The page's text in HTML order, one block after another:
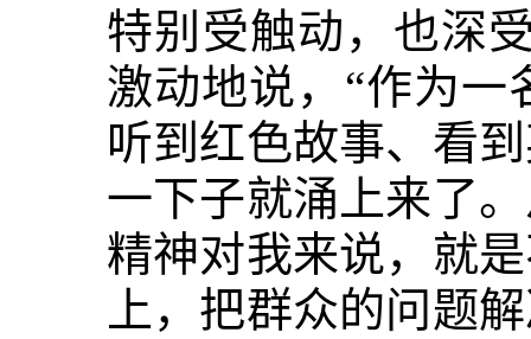
特别受触动，也深
激动地说，“作为
听到红色故事、看
一下子就涌上来了
精神对我来说，就
上，把群众的问题